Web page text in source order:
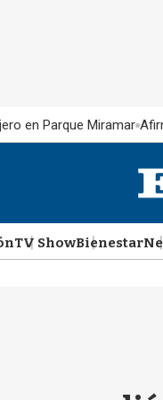
en Parque Miramar
TV ShowBienestar